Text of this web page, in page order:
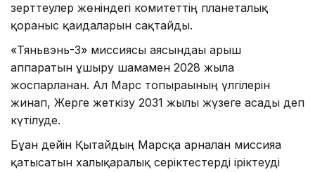
зерттеулер жөніндегі комитеттің планеталық
қорғаныс қағидаларын сақтайды.
«Тяньвэнь-3» миссиясы аясындағы ғарыш
аппаратын ұшыру шамамен 2028 жылға
жоспарланған. Ал Марс топырағының үлгілерін
жинап, Жерге жеткізу 2031 жылы жүзеге асады деп
күтілуде.
Бұған дейін Қытайдың Марсқа арналған миссияға
қатысатын халықаралық серіктестерді іріктеуді